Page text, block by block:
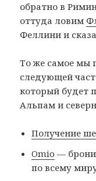
обратно в
оттуда ловим
Феллини и
То же самое мы
следующей
который будет
Альпам и
Получение
Omio —
по всему